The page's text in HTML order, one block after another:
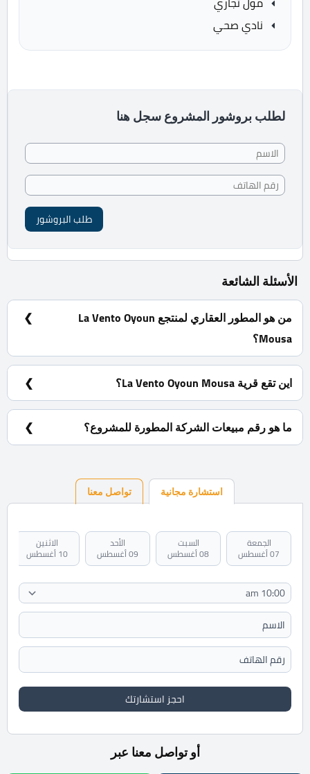
نادي صحي
لطلب بروشور المشروع سجل هنا
طلب البروشور
الأسئلة الشائعة
من هو المطور العقاري لمنتجع La Vento Oyoun
Mousa؟
شركة لاسيرينا للتطوير العقاري.
اين تقع قرية La Vento Oyoun Mousa؟
في مدينة راس سدر بعد نفق الشهيد احمد حمدي في
الكيلو 30
ما هو رقم مبيعات الشركة المطورة للمشروع؟
01060228884
استشارة مجانية تواصل معنا
الجمعة
07 أغسطس
السبت
08 أغسطس
الأحد
09 أغسطس
الاثنين
10 أغسطس
احجز استشارتك
أو تواصل معنا عبر